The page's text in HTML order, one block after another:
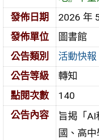
發佈日期
2026 年
發佈單位
圖書館
公告類別
活動快報
公告等級
轉知
點閱次數
140
公告內容
旨揭「
國、高